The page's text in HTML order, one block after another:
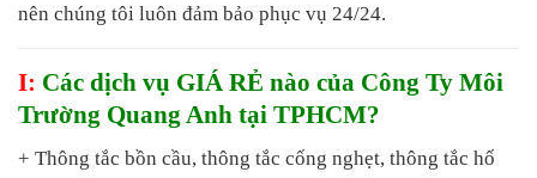
nên chúng tôi luôn đảm bảo phục vụ 24/24.
I: Các dịch vụ GIÁ RẺ nào của Công Ty Môi
Trường Quang Anh tại TPHCM?
+ Thông tắc bồn cầu, thông tắc cống nghẹt, thông tắc hố